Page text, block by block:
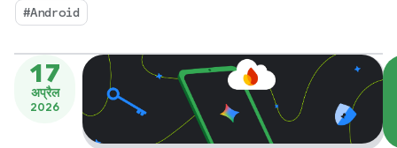
लोग ही सामान खरीद, बेच, और बदल सकते हैं. इस प्लैटफ़ॉर्म को
2015 में दक्षिण कोरिया में लॉन्च किया गया था. इसके बाद, यह
दुनिया भर के बाज़ारों में फैल गया. इस पर 4.3 करोड़ से ज़्यादा
लोग रजिस्टर कर चुके हैं.
#Android
17
अप्रैल
2026